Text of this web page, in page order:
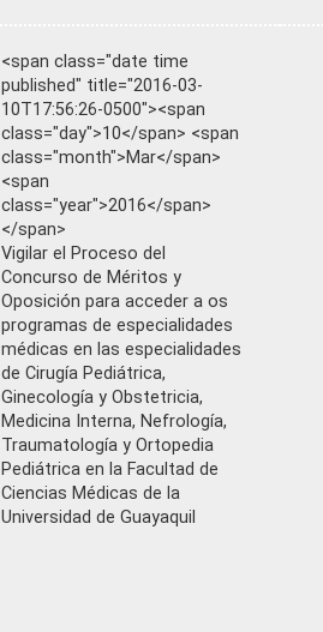
<span class="date time
published" title="2016-03-
10T17:56:26-0500"><span
class="day">10</span> <span
class="month">Mar</span>
<span
class="year">2016</span>
</span>
Vigilar el Proceso del
Concurso de Méritos y
Oposición para acceder a os
programas de especialidades
médicas en las especialidades
de Cirugía Pediátrica,
Ginecología y Obstetricia,
Medicina Interna, Nefrología,
Traumatología y Ortopedia
Pediátrica en la Facultad de
Ciencias Médicas de la
Universidad de Guayaquil